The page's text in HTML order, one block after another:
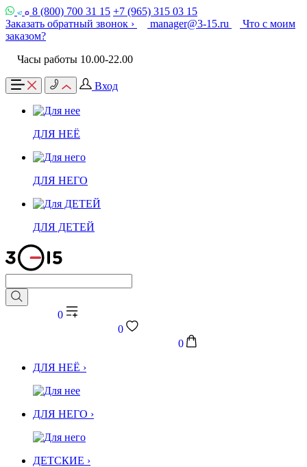
8 (800) 700 31 15 +7 (965) 315 03 15
Заказать обратный звонок ›
manager@3-15.ru
Что с моим
заказом?
Часы работы 10.00-22.00
Вход
ДЛЯ НЕЁ
ДЛЯ НЕГО
ДЛЯ ДЕТЕЙ
0
0
0
ДЛЯ НЕЁ ›
ДЛЯ НЕГО ›
ДЕТСКИЕ ›